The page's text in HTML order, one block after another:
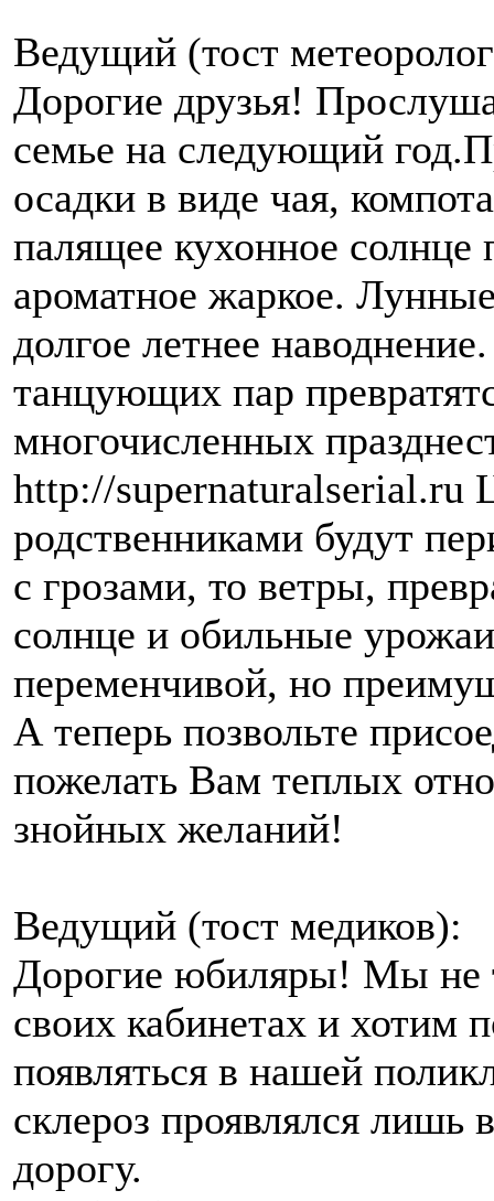
Ведущий (тост
Дорогие друзья!
семье на следующий
осадки в виде чая,
палящее кухонное солнце
ароматное жаркое.
долгое летнее
танцующих пар
многочисленных
http://supernaturalserial.ru
родственниками будут
с грозами, то ветры,
солнце и обильные
переменчивой, но
А теперь позвольте
пожелать Вам теплых
знойных желаний!
Ведущий (тост медиков):
Дорогие юбиляры! Мы не
своих кабинетах и хотим
появляться в нашей
склероз проявлялся лишь
дорогу.